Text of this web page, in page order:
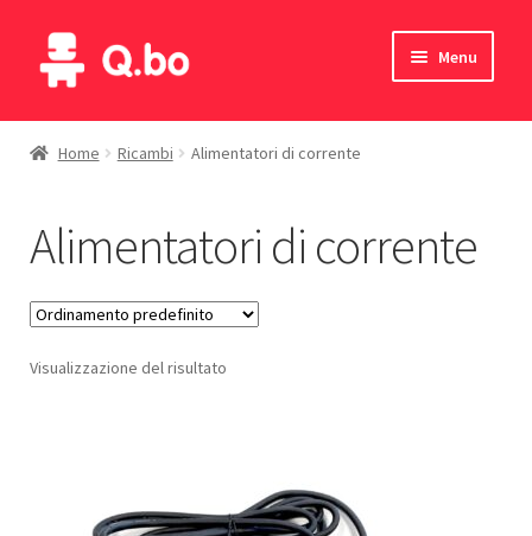
Vai
alla
Vai
al
Menu
Home
Prodotti
Catalogo
Contatti
Home Ricambi Alimentatori di corrente
Alimentatori di corrente
Visualizzazione del risultato